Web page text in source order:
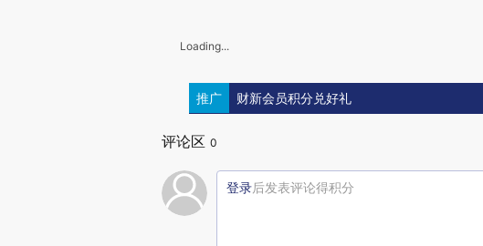
Loading...
推广 财新会员积分兑好礼
评论区 0
登录后发表评论得积分